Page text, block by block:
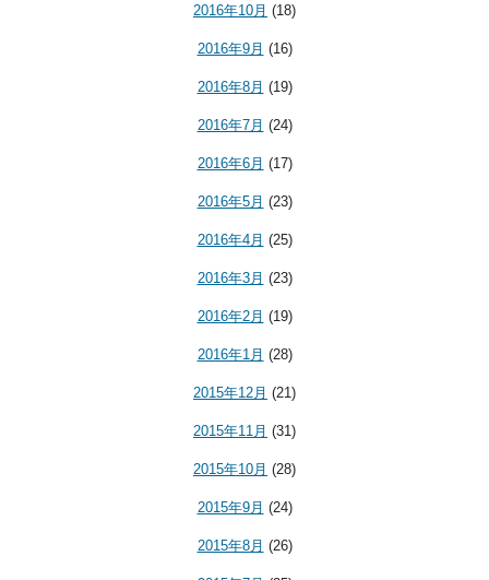
2016年10月 (18)
2016年9月 (16)
2016年8月 (19)
2016年7月 (24)
2016年6月 (17)
2016年5月 (23)
2016年4月 (25)
2016年3月 (23)
2016年2月 (19)
2016年1月 (28)
2015年12月 (21)
2015年11月 (31)
2015年10月 (28)
2015年9月 (24)
2015年8月 (26)